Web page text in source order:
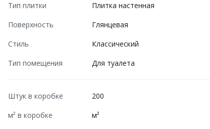
Тип плитки
Плитка настенная
Поверхность
Глянцевая
Стиль
Классический
Тип помещения
Для туалета
Штук в коробке
200
м² в коробке
м²